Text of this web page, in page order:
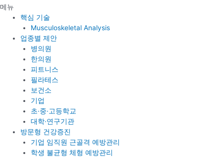
메뉴
핵심 기술
Musculoskeletal Analysis
업종별 제안
병의원
한의원
피트니스
필라테스
보건소
기업
초·중·고등학교
대학·연구기관
방문형 건강증진
기업 임직원 근골격 예방관리
학생 불균형 체형 예방관리